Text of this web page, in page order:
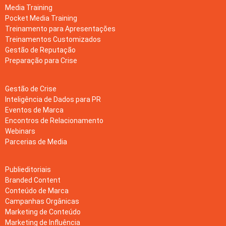
Media Training
Pocket Media Training
Treinamento para Apresentações
Treinamentos Customizados
Gestão de Reputação
Preparação para Crise
Gestão de Crise
Inteligência de Dados para PR
Eventos de Marca
Encontros de Relacionamento
Webinars
Parcerias de Media
Publieditoriais
Branded Content
Conteúdo de Marca
Campanhas Orgânicas
Marketing de Conteúdo
Marketing de Influência